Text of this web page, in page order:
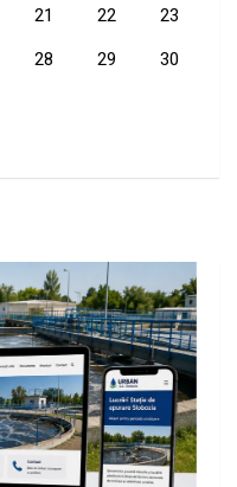
21 22 23
28 29 30